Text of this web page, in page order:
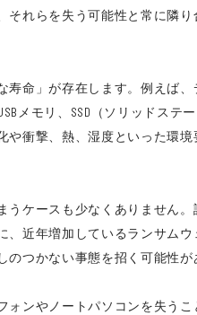
れらを失う可能性と常に隣
命」が存在します。例えば
メモリ、SSD（ソリッドス
衝撃、熱、湿度といった環
ケースも少なくありません
近年増加しているランサム
つかない事態を招く可能性が
ンやノートパソコンを失う